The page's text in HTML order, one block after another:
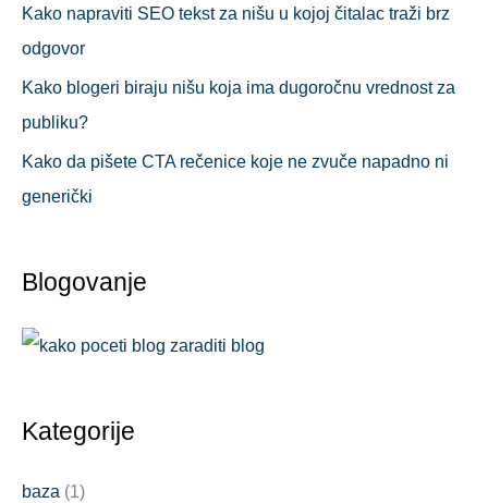
Kako napraviti SEO tekst za nišu u kojoj čitalac traži brz
odgovor
Kako blogeri biraju nišu koja ima dugoročnu vrednost za
publiku?
Kako da pišete CTA rečenice koje ne zvuče napadno ni
generički
Blogovanje
Kategorije
baza (1)